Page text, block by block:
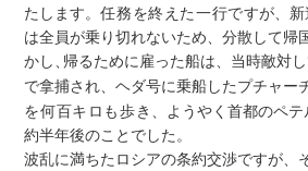
たします。任務を終えた一行ですが、
は全員が乗り切れないため、分散して帰
かし、 帰るために雇った船は、当時敵対
で拿捕され、ヘダ号に乗船したプチャー
を何百キロも歩き、ようやく首都のペ
約半年後のことでした。
波乱に満ちたロシアの条約交渉ですが、